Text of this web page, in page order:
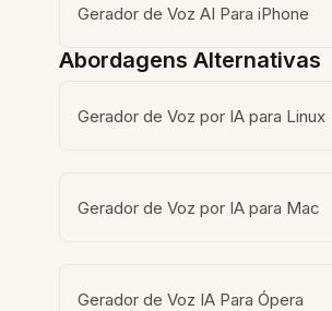
Gerador de Voz AI Para iPhone
Abordagens Alternativas
Gerador de Voz por IA para Linux
Gerador de Voz por IA para Mac
Gerador de Voz IA Para Ópera